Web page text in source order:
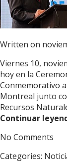
Written on
Viernes 10,
hoy en la
Conmemorativo
Montreal junto
Recursos
Continuar
No Comments
Categories: